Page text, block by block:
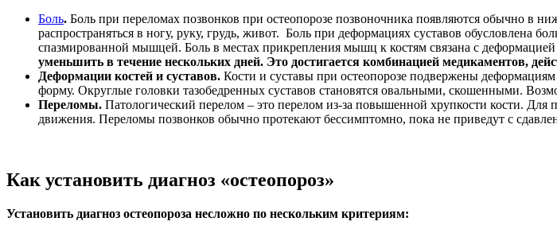
Боль. Боль при переломах позвонков при остеопорозе позвоночника появляются обычно в
распространяться в ногу, руку, грудь, живот. Боль при деформациях суставов
спазмированной мышцей. Боль в местах прикрепления мышц к костям связана с
уменьшить в течение нескольких дней. Это достигается комбинацией медикаментов,
Деформации костей и суставов. Кости и суставы при остеопорозе подвержены
форму. Округлые головки тазобедренных суставов становятся овальными, скошенными.
Переломы. Патологический перелом – это перелом из-за повышенной хрупкости кости. Для
движения. Переломы позвонков обычно протекают бессимптомно, пока не приведут с
Как установить диагноз «остеопороз»
Установить диагноз остеопороза несложно по нескольким критериям: